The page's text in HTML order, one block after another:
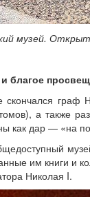
музей.
благое
скончался граф
а также
как дар — ​«на
им книги и
Николая I.